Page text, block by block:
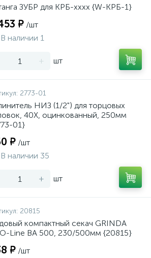
ЗУБР для КРБ-хххх {W-КРБ-1}
₽ /шт
В наличии 1
+ шт
2773-01
НИЗ (1/2") для торцовых
40Х, оцинкованный, 250мм
01}
₽ /шт
В наличии 35
+ шт
20815
компактный секач GRINDA
Line BA 500, 230/500мм {20815}
₽ /шт